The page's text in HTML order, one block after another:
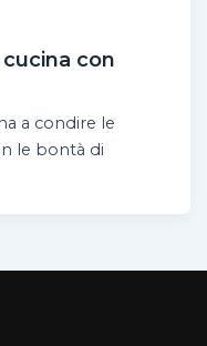
cucina con
a condire le
le bontà di